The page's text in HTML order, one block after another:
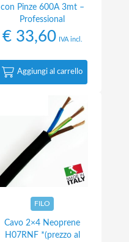
con Pinze 600A 3mt –
Professional
€33,60 IVA incl.
Aggiungi al carrello
FILO
Cavo 2×4 Neoprene
H07RNF *(prezzo al